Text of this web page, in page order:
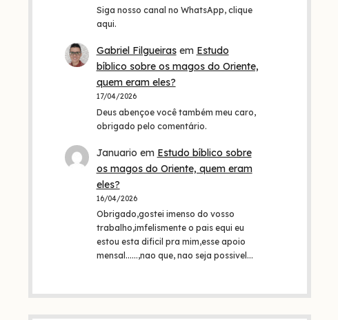
Siga nosso canal no WhatsApp, clique
aqui.
Gabriel Filgueirasem Estudo
bíblico sobre os magos do Oriente,
quem eram eles?
17/04/2026
Deus abençoe você também meu caro,
obrigado pelo comentário.
Januario em Estudo bíblico sobre
os magos do Oriente, quem eram
eles?
16/04/2026
Obrigado,gostei imenso do vosso
trabalho,imfelismente o pais equi eu
estou esta dificil pra mim,esse apoio
mensal......,nao que, nao seja possivel…